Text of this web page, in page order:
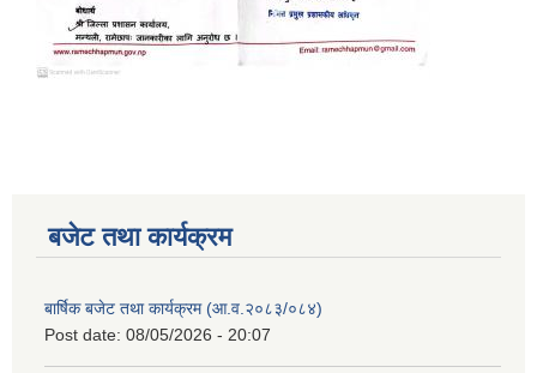
बजेट तथा कार्यक्रम
बार्षिक बजेट तथा कार्यक्रम (आ.व.२०८३/०८४)
Post date: 08/05/2026 - 20:07